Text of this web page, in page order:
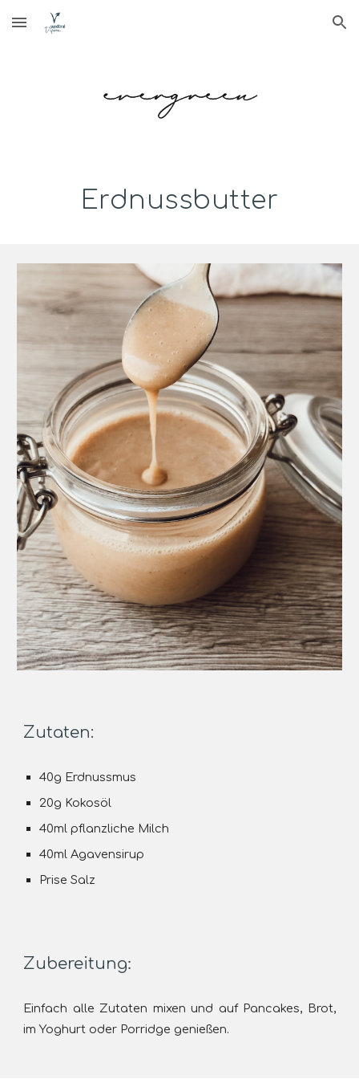
Skip to main content Skip to navigation
Erdnussbutter
Zutaten:
40g Erdnussmus
20g Kokosöl
40ml pflanzliche Milch
40ml Agavensirup
Prise Salz
Zubereitung:
Einfach alle Zutaten mixen und auf Pancakes, Brot,
im Yoghurt oder Porridge genießen.